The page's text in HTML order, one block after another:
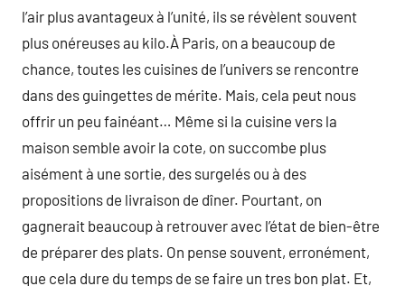
l’air plus avantageux à l’unité, ils se révèlent souvent
plus onéreuses au kilo.À Paris, on a beaucoup de
chance, toutes les cuisines de l’univers se rencontre
dans des guingettes de mérite. Mais, cela peut nous
offrir un peu fainéant… Même si la cuisine vers la
maison semble avoir la cote, on succombe plus
aisément à une sortie, des surgelés ou à des
propositions de livraison de dîner. Pourtant, on
gagnerait beaucoup à retrouver avec l’état de bien-être
de préparer des plats. On pense souvent, erronément,
que cela dure du temps de se faire un tres bon plat. Et,